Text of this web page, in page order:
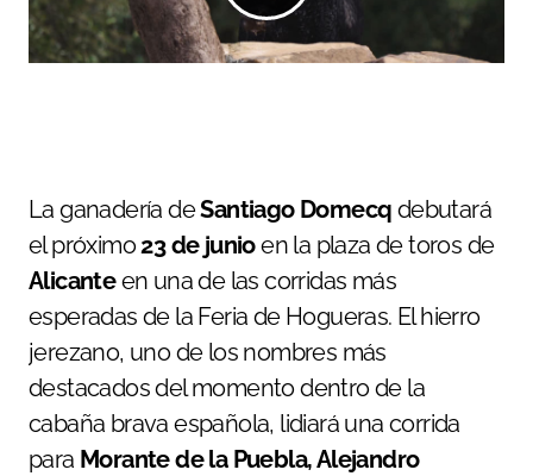
La ganadería deSantiago Domecq debutará
el próximo23 de junioen la plaza de toros de
Alicanteen una de las corridas más
esperadas de la Feria de Hogueras. El hierro
jerezano, uno de los nombres más
destacados del momento dentro de la
cabaña brava española, lidiará una corrida
para Morante de la Puebla, Alejandro